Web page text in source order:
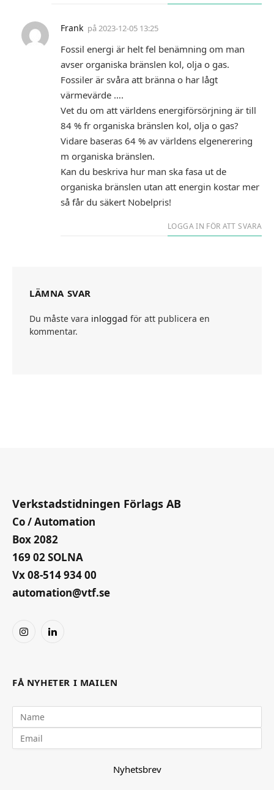
Frank på2023-12-05 13:25
Fossil energi är helt fel benämning om man
avser organiska bränslen kol, olja o gas.
Fossiler är svåra att bränna o har lågt
värmevärde ….
Vet du om att världens energiförsörjning är till
84 % fr organiska bränslen kol, olja o gas?
Vidare baseras 64 % av världens elgenerering
m organiska bränslen.
Kan du beskriva hur man ska fasa ut de
organiska bränslen utan att energin kostar mer
så får du säkert Nobelpris!
LOGGA IN FÖR ATT SVARA
LÄMNA SVAR
Du måste vara inloggad för att publicera en
kommentar.
Verkstadstidningen Förlags AB
Co / Automation
Box 2082
169 02 SOLNA
Vx 08-514 934 00
automation@vtf.se
InstagramLinkedIn
FÅ NYHETER I MAILEN
Nyhetsbrev